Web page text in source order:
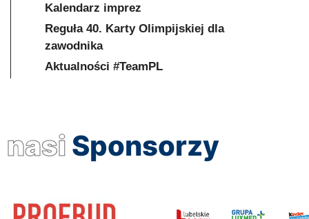
Kalendarz imprez
Reguła 40. Karty Olimpijskiej dla
zawodnika
Aktualności #TeamPL
nasi Sponsorzy